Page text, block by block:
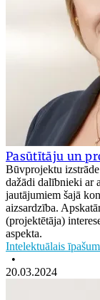
Pasūtītāju un
Būvprojektu
dažādi dalībnieki ar
jautājumiem šajā
aizsardzība.
(projektētāja)
aspekta.
Intelektuālais
•
20.03.2024